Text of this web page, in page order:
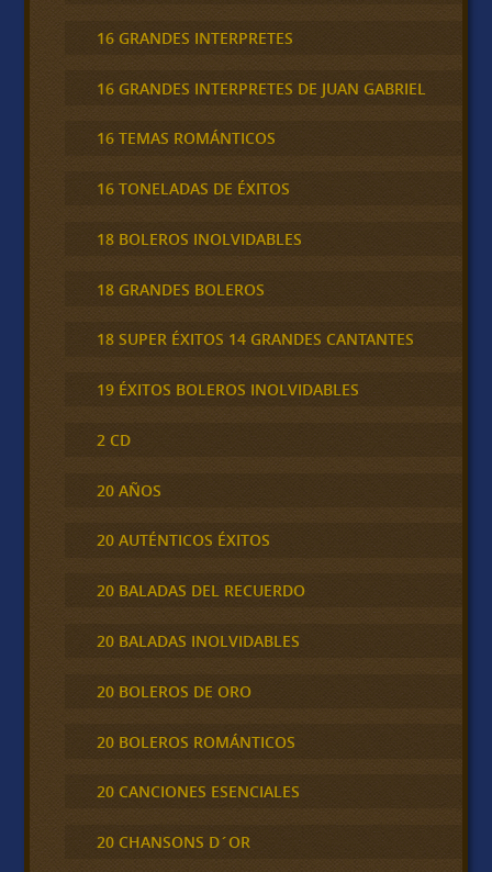
16 GRANDES INTERPRETES
16 GRANDES INTERPRETES DE JUAN GABRIEL
16 TEMAS ROMÁNTICOS
16 TONELADAS DE ÉXITOS
18 BOLEROS INOLVIDABLES
18 GRANDES BOLEROS
18 SUPER ÉXITOS 14 GRANDES CANTANTES
19 ÉXITOS BOLEROS INOLVIDABLES
2 CD
20 AÑOS
20 AUTÉNTICOS ÉXITOS
20 BALADAS DEL RECUERDO
20 BALADAS INOLVIDABLES
20 BOLEROS DE ORO
20 BOLEROS ROMÁNTICOS
20 CANCIONES ESENCIALES
20 CHANSONS D´OR